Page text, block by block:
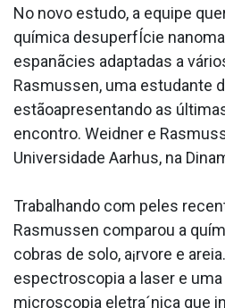
No novo estudo, a equipe
química desuperfÍcie
espanãcies adaptadas a
Rasmussen, uma estudante
estãoapresentando as
encontro. Weidner e
Universidade Aarhus, na
Trabalhando com peles
Rasmussen comparou a
cobras de solo, a¡rvore e
espectroscopia a laser e
microscopia eletra´nica que